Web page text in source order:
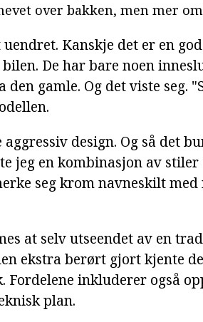
over bakken, men mer
Kanskje det er en
De har bare noen
den gamle. Og det viste seg.
aggressiv design. Og så det
jeg en kombinasjon av stiler
seg krom navneskilt
at selv utseendet av en
ekstra berørt gjort kjente
Fordelene inkluderer også
plan.